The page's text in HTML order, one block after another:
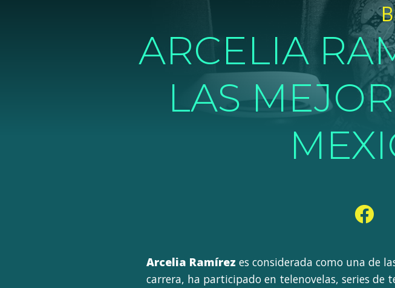
ARCELIA
LAS
Arcelia Ramírez es considerada como una de
carrera, ha participado en telenovelas, series de